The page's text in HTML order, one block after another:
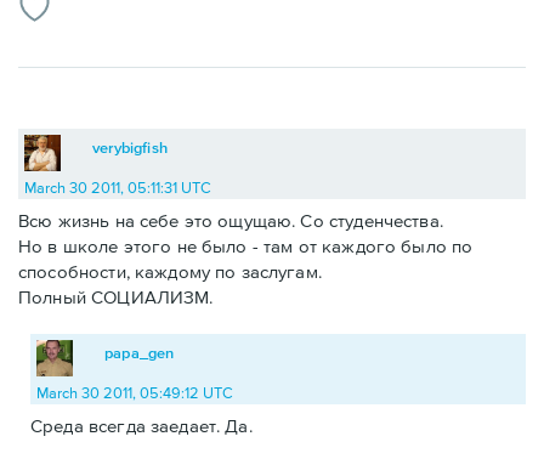
verybigfish
March 30 2011, 05:11:31 UTC
Всю жизнь на себе это ощущаю. Со студенчества.
Но в школе этого не было - там от каждого было по
способности, каждому по заслугам.
Полный СОЦИАЛИЗМ.
papa_gen
March 30 2011, 05:49:12 UTC
Среда всегда заедает. Да.